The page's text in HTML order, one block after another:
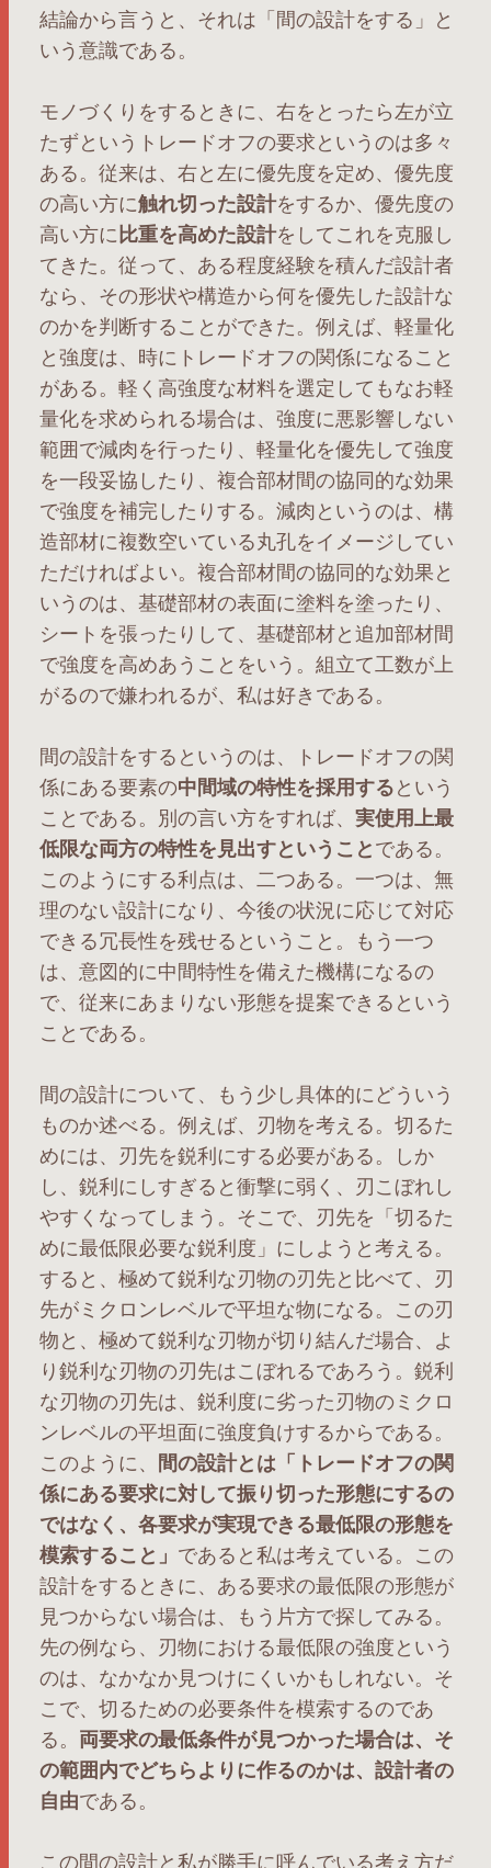
結論から言うと、それは「間の設計をする」と
いう意識である。
モノづくりをするときに、右をとったら左が立
たずというトレードオフの要求というのは多々
ある。従来は、右と左に優先度を定め、優先度
の高い方に触れ切った設計をするか、優先度の
高い方に比重を高めた設計をしてこれを克服し
てきた。従って、ある程度経験を積んだ設計者
なら、その形状や構造から何を優先した設計な
のかを判断することができた。例えば、軽量化
と強度は、時にトレードオフの関係になること
がある。軽く高強度な材料を選定してもなお軽
量化を求められる場合は、強度に悪影響しない
範囲で減肉を行ったり、軽量化を優先して強度
を一段妥協したり、複合部材間の協同的な効果
で強度を補完したりする。減肉というのは、構
造部材に複数空いている丸孔をイメージしてい
ただければよい。複合部材間の協同的な効果と
いうのは、基礎部材の表面に塗料を塗ったり、
シートを張ったりして、基礎部材と追加部材間
で強度を高めあうことをいう。組立て工数が上
がるので嫌われるが、私は好きである。
間の設計をするというのは、トレードオフの関
係にある要素の中間域の特性を採用するという
ことである。別の言い方をすれば、 実使用上最
低限な両方の特性を見出すということである。
このようにする利点は、二つある。一つは、無
理のない設計になり、今後の状況に応じて対応
できる冗長性を残せるということ。もう一つ
は、意図的に中間特性を備えた機構になるの
で、従来にあまりない形態を提案できるという
ことである。
間の設計について、もう少し具体的にどういう
ものか述べる。例えば、刃物を考える。切るた
めには、刃先を鋭利にする必要がある。しか
し、鋭利にしすぎると衝撃に弱く、刃こぼれし
やすくなってしまう。そこで、刃先を「切るた
めに最低限必要な鋭利度」にしようと考える。
すると、極めて鋭利な刃物の刃先と比べて、刃
先がミクロンレベルで平坦な物になる。この刃
物と、極めて鋭利な刃物が切り結んだ場合、よ
り鋭利な刃物の刃先はこぼれるであろう。鋭利
な刃物の刃先は、鋭利度に劣った刃物のミクロ
ンレベルの平坦面に強度負けするからである。
このように、 間の設計とは「トレードオフの関
係にある要求に対して振り切った形態にするの
ではなく、各要求が実現できる最低限の形態を
模索すること」 であると私は考えている。この
設計をするときに、ある要求の最低限の形態が
見つからない場合は、もう片方で探してみる。
先の例なら、刃物における最低限の強度という
のは、なかなか見つけにくいかもしれない。そ
こで、切るための必要条件を模索するのであ
る。 両要求の最低条件が見つかった場合は、そ
の範囲内でどちらよりに作るのかは、設計者の
自由である。
この間の設計と私が勝手に呼んでいる考え方だ